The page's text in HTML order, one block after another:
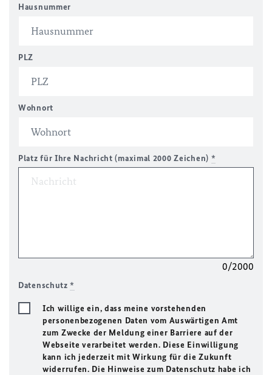
Hausnummer
PLZ
Wohnort
Platz für Ihre Nachricht (maximal 2000 Zeichen) *
0/2000
Datenschutz*
Ich willige ein, dass meine vorstehenden
personenbezogenen Daten vom Auswärtigen Amt
zum Zwecke der Meldung einer Barriere auf der
Webseite verarbeitet werden. Diese Einwilligung
kann ich jederzeit mit Wirkung für die Zukunft
widerrufen. Die Hinweise zum Datenschutz habe ich